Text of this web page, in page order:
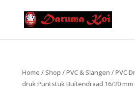
Home /Shop /PVC & Slangen /PVC
druk Puntstuk Buitendraad 16/20 mm